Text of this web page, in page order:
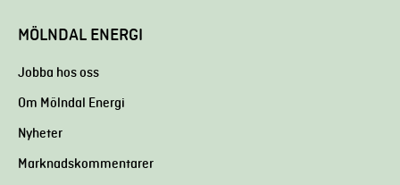
MÖLNDAL ENERGI
Jobba hos oss
Om Mölndal Energi
Nyheter
Marknadskommentarer